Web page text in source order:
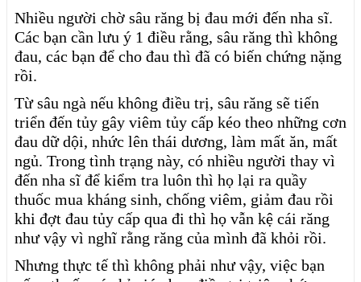
Nhiều người chờ sâu răng bị đau mới đến nha sĩ.
Các bạn cần lưu ý 1 điều rằng, sâu răng thì không
đau, các bạn để cho đau thì đã có biến chứng nặng
rồi.
Từ sâu ngà nếu không điều trị, sâu răng sẽ tiến
triển đến tủy gây viêm tủy cấp kéo theo những cơn
đau dữ dội, nhức lên thái dương, làm mất ăn, mất
ngủ. Trong tình trạng này, có nhiều người thay vì
đến nha sĩ để kiểm tra luôn thì họ lại ra quầy
thuốc mua kháng sinh, chống viêm, giảm đau rồi
khi đợt đau tủy cấp qua đi thì họ vẫn kệ cái răng
như vậy vì nghĩ rằng răng của mình đã khỏi rồi.
Nhưng thực tế thì không phải như vậy, việc bạn